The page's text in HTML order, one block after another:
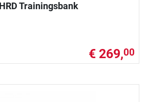
Trainingsbank
€ 269,00